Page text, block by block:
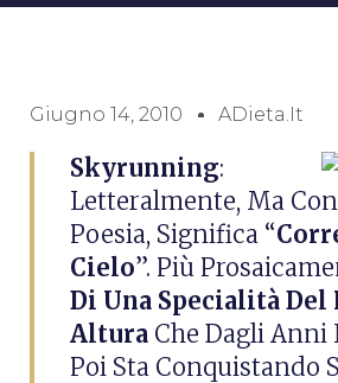
Giugno 14, 2010 ADieta.it
Skyrunning:
Letteralmente, Ma
Poesia, Significa “
Cielo”. Più
Di Una Specialità Del
Altura Che Dagli Anni
Poi Sta Conquistando